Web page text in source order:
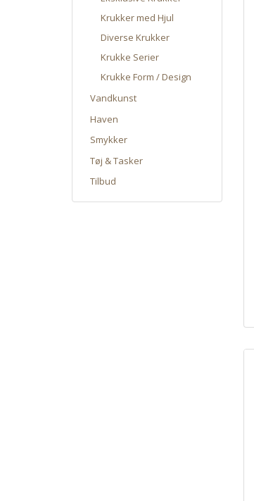
Krukker med Hjul
Diverse Krukker
Krukke Serier
Krukke Form / Design
Vandkunst
Haven
Smykker
Tøj & Tasker
Tilbud